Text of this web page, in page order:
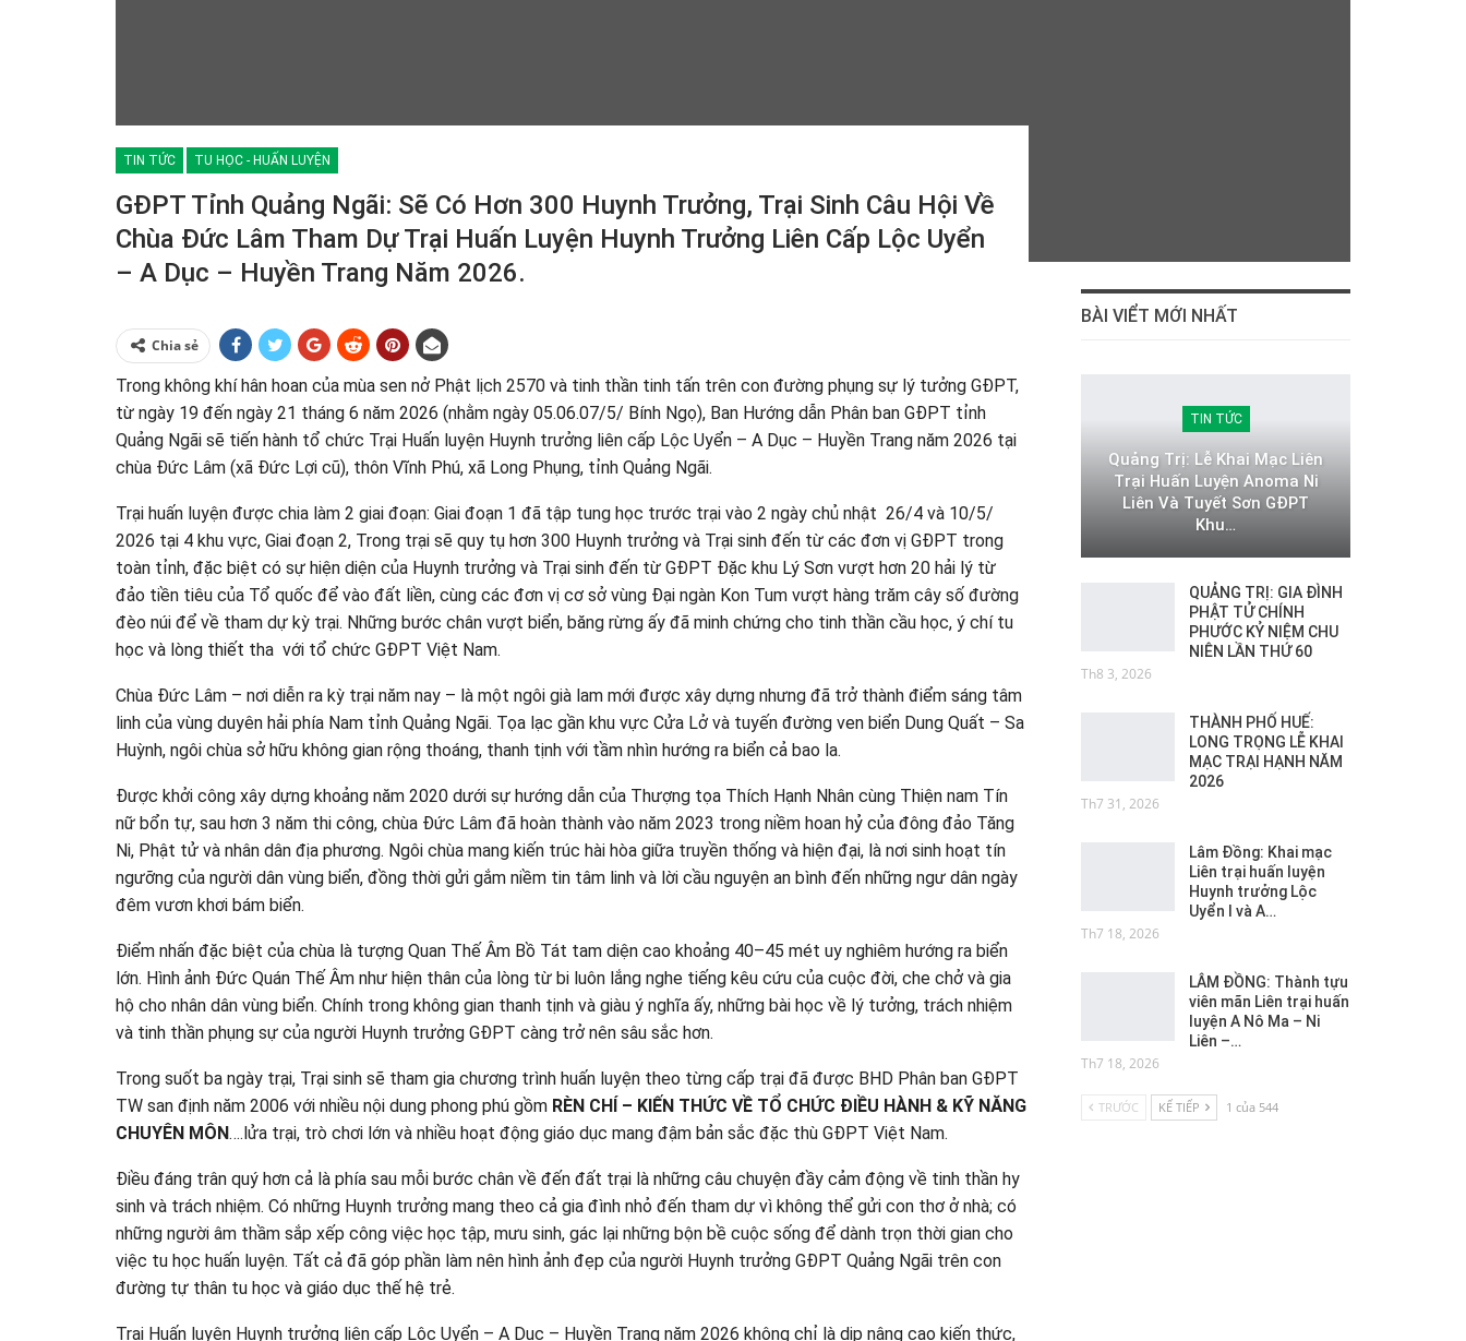
TIN TỨC TU HỌC - HUẤN LUYỆN
GĐPT Tỉnh Quảng Ngãi: Sẽ Có Hơn 300 Huynh Trưởng, Trại Sinh Câu Hội Về
Chùa Đức Lâm Tham Dự Trại Huấn Luyện Huynh Trưởng Liên Cấp Lộc Uyển
– A Dục – Huyền Trang Năm 2026.
Chia sẻ
Trong không khí hân hoan của mùa sen nở Phật lịch 2570 và tinh thần tinh tấn trên con đường phụng sự lý tưởng GĐPT,
từ ngày 19 đến ngày 21 tháng 6 năm 2026 (nhằm ngày 05.06.07/5/ Bính Ngọ), Ban Hướng dẫn Phân ban GĐPT tỉnh
Quảng Ngãi sẽ tiến hành tổ chức Trại Huấn luyện Huynh trưởng liên cấp Lộc Uyển – A Dục – Huyền Trang năm 2026 tại
chùa Đức Lâm (xã Đức Lợi cũ), thôn Vĩnh Phú, xã Long Phụng, tỉnh Quảng Ngãi.
Trại huấn luyện được chia làm 2 giai đoạn: Giai đoạn 1 đã tập tung học trước trại vào 2 ngày chủ nhật 26/4 và 10/5/
2026 tại 4 khu vực, Giai đoạn 2, Trong trại sẽ quy tụ hơn 300 Huynh trưởng và Trại sinh đến từ các đơn vị GĐPT trong
toàn tỉnh, đặc biệt có sự hiện diện của Huynh trưởng và Trại sinh đến từ GĐPT Đặc khu Lý Sơn vượt hơn 20 hải lý từ
đảo tiền tiêu của Tổ quốc để vào đất liền, cùng các đơn vị cơ sở vùng Đại ngàn Kon Tum vượt hàng trăm cây số đường
đèo núi để về tham dự kỳ trại. Những bước chân vượt biển, băng rừng ấy đã minh chứng cho tinh thần cầu học, ý chí tu
học và lòng thiết tha với tổ chức GĐPT Việt Nam.
Chùa Đức Lâm – nơi diễn ra kỳ trại năm nay – là một ngôi già lam mới được xây dựng nhưng đã trở thành điểm sáng tâm
linh của vùng duyên hải phía Nam tỉnh Quảng Ngãi. Tọa lạc gần khu vực Cửa Lở và tuyến đường ven biển Dung Quất – Sa
Huỳnh, ngôi chùa sở hữu không gian rộng thoáng, thanh tịnh với tầm nhìn hướng ra biển cả bao la.
Được khởi công xây dựng khoảng năm 2020 dưới sự hướng dẫn của Thượng tọa Thích Hạnh Nhân cùng Thiện nam Tín
nữ bổn tự, sau hơn 3 năm thi công, chùa Đức Lâm đã hoàn thành vào năm 2023 trong niềm hoan hỷ của đông đảo Tăng
Ni, Phật tử và nhân dân địa phương. Ngôi chùa mang kiến trúc hài hòa giữa truyền thống và hiện đại, là nơi sinh hoạt tín
ngưỡng của người dân vùng biển, đồng thời gửi gắm niềm tin tâm linh và lời cầu nguyện an bình đến những ngư dân ngày
đêm vươn khơi bám biển.
Điểm nhấn đặc biệt của chùa là tượng Quan Thế Âm Bồ Tát tam diện cao khoảng 40–45 mét uy nghiêm hướng ra biển
lớn. Hình ảnh Đức Quán Thế Âm như hiện thân của lòng từ bi luôn lắng nghe tiếng kêu cứu của cuộc đời, che chở và gia
hộ cho nhân dân vùng biển. Chính trong không gian thanh tịnh và giàu ý nghĩa ấy, những bài học về lý tưởng, trách nhiệm
và tinh thần phụng sự của người Huynh trưởng GĐPT càng trở nên sâu sắc hơn.
Trong suốt ba ngày trại, Trại sinh sẽ tham gia chương trình huấn luyện theo từng cấp trại đã được BHD Phân ban GĐPT
TW san định năm 2006 với nhiều nội dung phong phú gồm RÈN CHÍ – KIẾN THỨC VỀ TỔ CHỨC ĐIỀU HÀNH & KỸ NĂNG
CHUYÊN MÔN….lửa trại, trò chơi lớn và nhiều hoạt động giáo dục mang đậm bản sắc đặc thù GĐPT Việt Nam.
Điều đáng trân quý hơn cả là phía sau mỗi bước chân về đến đất trại là những câu chuyện đầy cảm động về tinh thần hy
sinh và trách nhiệm. Có những Huynh trưởng mang theo cả gia đình nhỏ đến tham dự vì không thể gửi con thơ ở nhà; có
những người âm thầm sắp xếp công việc học tập, mưu sinh, gác lại những bộn bề cuộc sống để dành trọn thời gian cho
việc tu học huấn luyện. Tất cả đã góp phần làm nên hình ảnh đẹp của người Huynh trưởng GĐPT Quảng Ngãi trên con
đường tự thân tu học và giáo dục thế hệ trẻ.
Trại Huấn luyện Huynh trưởng liên cấp Lộc Uyển – A Dục – Huyền Trang năm 2026 không chỉ là dịp nâng cao kiến thức,
BÀI VIỂT MỚI NHẤT
TIN TỨC
Quảng Trị: Lễ Khai Mạc Liên
Trại Huấn Luyện Anoma Ni
Liên Và Tuyết Sơn GĐPT
Khu…
QUẢNG TRỊ: GIA ĐÌNH
PHẬT TỬ CHÍNH
PHƯỚC KỶ NIỆM CHU
NIÊN LẦN THỨ 60
Th8 3, 2026
THÀNH PHỐ HUẾ:
LONG TRỌNG LỄ KHAI
MẠC TRẠI HẠNH NĂM
2026
Th7 31, 2026
Lâm Đồng: Khai mạc
Liên trại huấn luyện
Huynh trưởng Lộc
Uyển I và A…
Th7 18, 2026
LÂM ĐỒNG: Thành tựu
viên mãn Liên trại huấn
luyện A Nô Ma – Ni
Liên –…
Th7 18, 2026
TRƯỚC KẾ TIẾP 1 của 544